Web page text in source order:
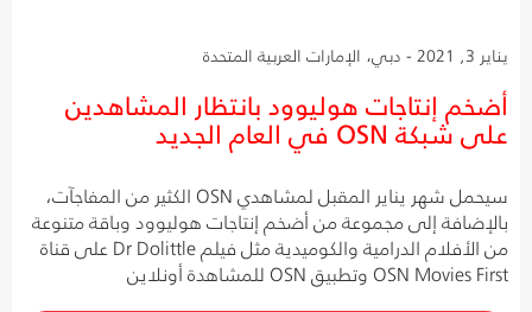
يناير 3, 2021 - دبي، الإمارات العربية المتحدة
أضخم إنتاجات هوليوود بانتظار المشاهدين
على شبكة OSN في العام الجديد
سيحمل شهر يناير المقبل لمشاهدي OSN الكثير من المفاجآت،
بالإضافة إلى مجموعة من أضخم إنتاجات هوليوود وباقة متنوعة
من الأفلام الدرامية والكوميدية مثل فيلم Dr Dolittle على قناة
OSN Movies First وتطبيق OSN للمشاهدة أونلاين